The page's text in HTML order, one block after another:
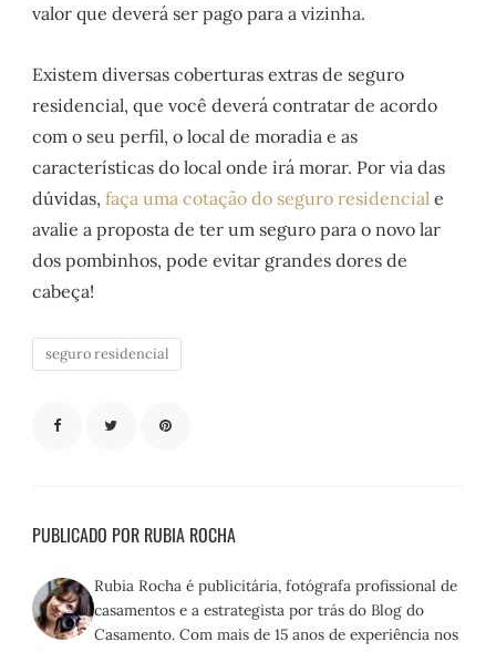
valor que deverá ser pago para a vizinha.
Existem diversas coberturas extras de seguro
residencial, que você deverá contratar de acordo
com o seu perfil, o local de moradia e as
características do local onde irá morar. Por via das
dúvidas,faça uma cotação do seguro residencial e
avalie a proposta de ter um seguro para o novo lar
dos pombinhos, pode evitar grandes dores de
cabeça!
seguro residencial
PUBLICADO POR RUBIA ROCHA
Rubia Rocha é publicitária, fotógrafa profissional de
casamentos e a estrategista por trás do Blog do
Casamento. Com mais de 15 anos de experiência nos